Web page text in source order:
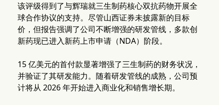
该评级得到了与辉瑞就三生制药核心双抗药物开展全
球合作协议的支持。尽管山西证券未披露新的目标
价，但报告强调了公司不断增强的研发管线，多款创
新药现已进入新药上市申请（NDA）阶段。
15 亿美元的首付款显著增强了三生制药的财务状况，
并验证了其研发能力。随着研发管线的成熟，公司预
计将从 2026 年开始进入商业化和销售增长期。